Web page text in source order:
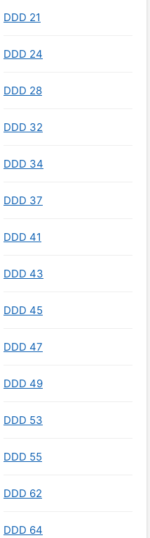
DDD 21
DDD 24
DDD 28
DDD 32
DDD 34
DDD 37
DDD 41
DDD 43
DDD 45
DDD 47
DDD 49
DDD 53
DDD 55
DDD 62
DDD 64